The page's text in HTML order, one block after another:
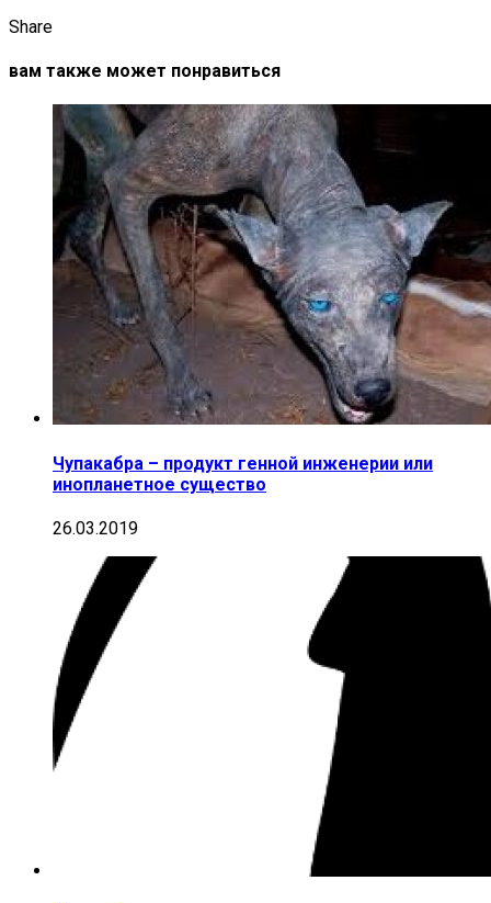
Share
вам также может понравиться
Чупакабра – продукт генной инженерии или
инопланетное существо
26.03.2019